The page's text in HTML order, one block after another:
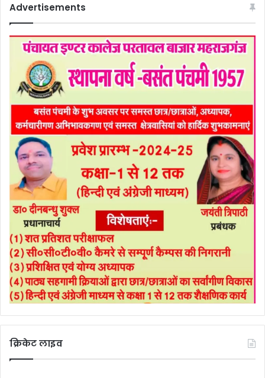
Advertisements
क्रिकेट लाइव